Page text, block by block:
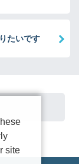
たいです
site